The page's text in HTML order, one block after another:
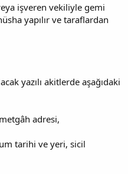
işveren vekiliyle gemi
yapılır ve taraflardan
yazılı akitlerde aşağıdaki
adresi,
tarihi ve yeri, sicil